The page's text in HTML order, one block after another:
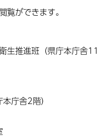
覧ができます。
生推進班（県庁本庁舎11
庁舎2階）